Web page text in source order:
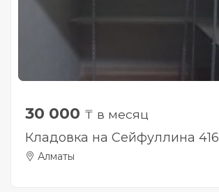
30 000 ₸ в месяц
Кладовка на Сейфуллина 416
Алматы